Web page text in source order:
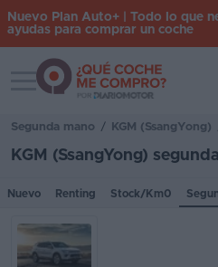
Iniciar
nuevos
Nuevo Plan Auto+ | Todo lo que
ayudas para comprar un coche
Toggle navigation
Segunda mano / KGM (SsangYong)
KGM (SsangYong)
Nuevo Renting Stock/Km0